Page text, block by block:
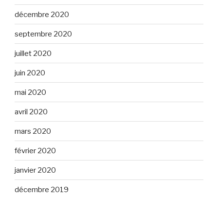
décembre 2020
septembre 2020
juillet 2020
juin 2020
mai 2020
avril 2020
mars 2020
février 2020
janvier 2020
décembre 2019